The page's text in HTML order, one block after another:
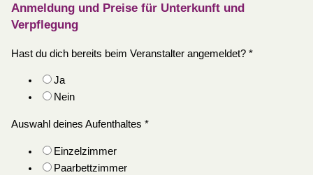
Anmeldung und Preise für Unterkunft und
Verpflegung
Hast du dich bereits beim Veranstalter angemeldet? *
Ja
Nein
Auswahl deines Aufenthaltes *
Einzelzimmer
Paarbettzimmer